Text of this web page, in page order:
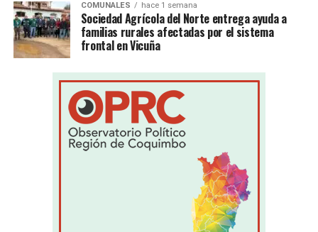
COMUNALES hace 1 semana
Sociedad Agrícola del Norte entrega ayuda a
familias rurales afectadas por el sistema
frontal en Vicuña